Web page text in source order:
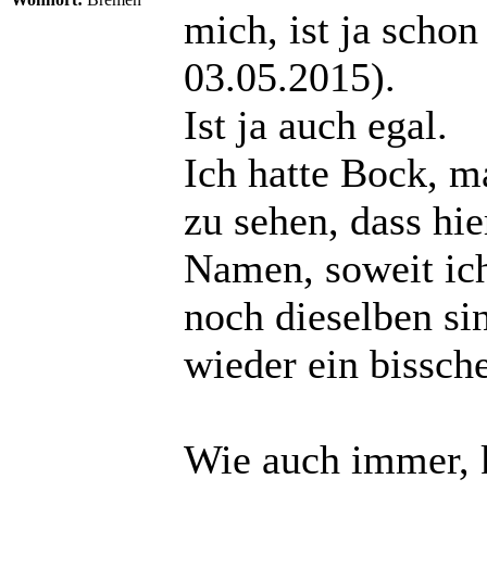
mich, ist ja
03.05.2015).
Ist ja auch egal.
Ich hatte Bock,
zu sehen, dass
Namen, soweit
noch dieselben
wieder ein
Wie auch immer,